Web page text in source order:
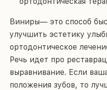
Виниры— это способ
улучшить эстетику
ортодонтическое
Речь идет про
выравнивание. Если
положения зубов, то